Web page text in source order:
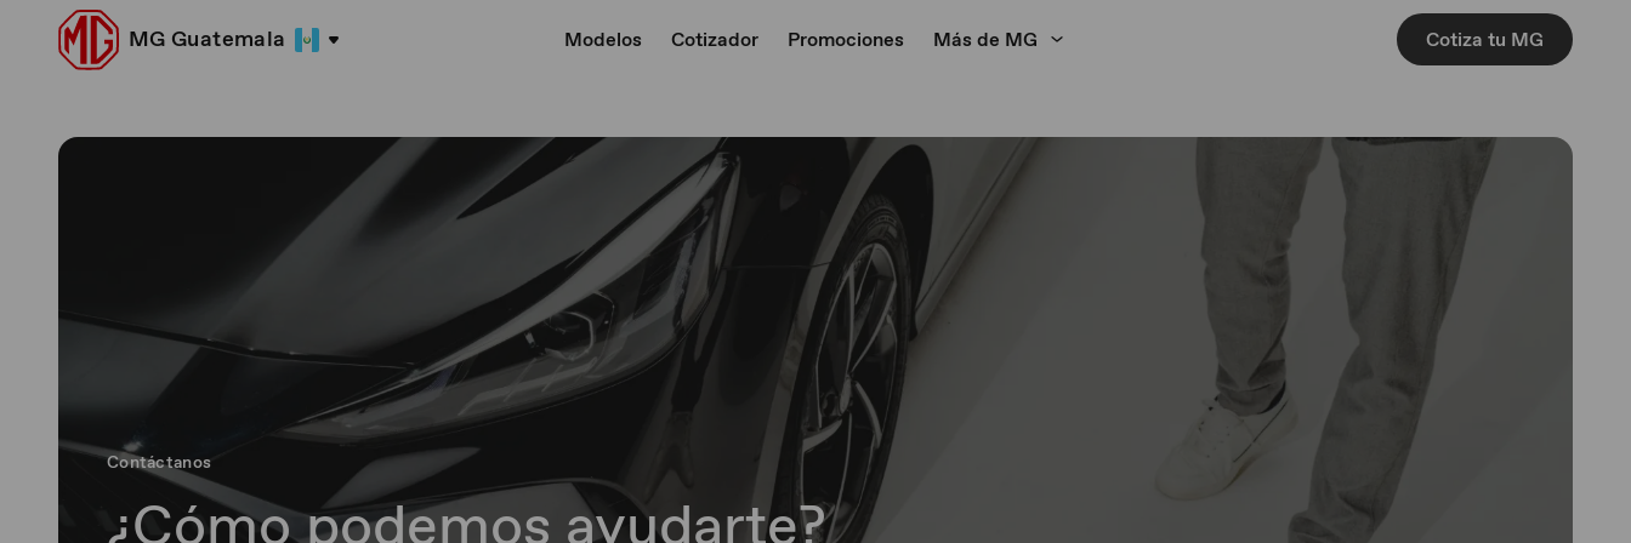
MG Guatemala Modelos Cotizador Promociones Más de MG Cotiza tu MG
Contáctanos
¿Cómo podemos ayudarte?